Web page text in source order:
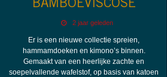
BAMBOEVISCOSE
2 jaar geleden
Er is een nieuwe collectie spreien,
hammamdoeken en kimono’s binnen.
Gemaakt van een heerlijke zachte en
soepelvallende wafelstof, op basis van katoen